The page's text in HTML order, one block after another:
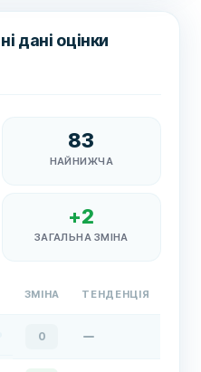
дані оцінки
83
НАЙНИЖЧА
+2
ЗАГАЛЬНА ЗМІНА
ЗМІНА ТЕНДЕНЦІЯ
0